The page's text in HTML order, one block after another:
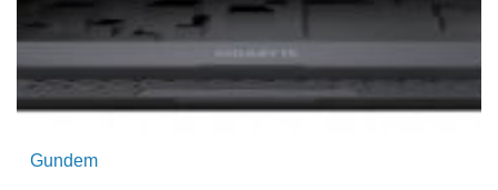
Gundem